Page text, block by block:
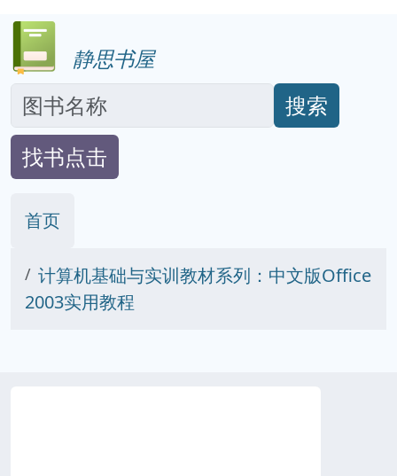
静思书屋
搜索
找书点击
首页
计算机基础与实训教材系列：中文版Office
2003实用教程